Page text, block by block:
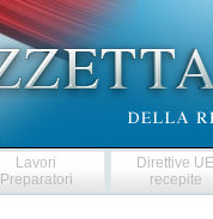
Lavori
Preparatori
Direttive
recepite